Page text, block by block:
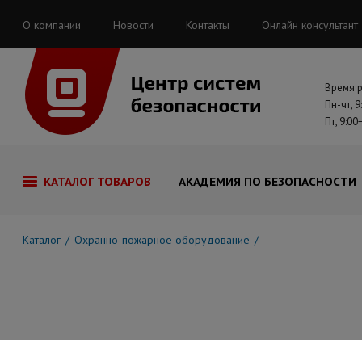
О компании Новости Контакты Онлайн консультант
Время
Пн-чт,
Пт,
КАТАЛОГ ТОВАРОВ АКАДЕМИЯ ПО БЕЗОПАСНОСТИ
Каталог Охранно-пожарное оборудование